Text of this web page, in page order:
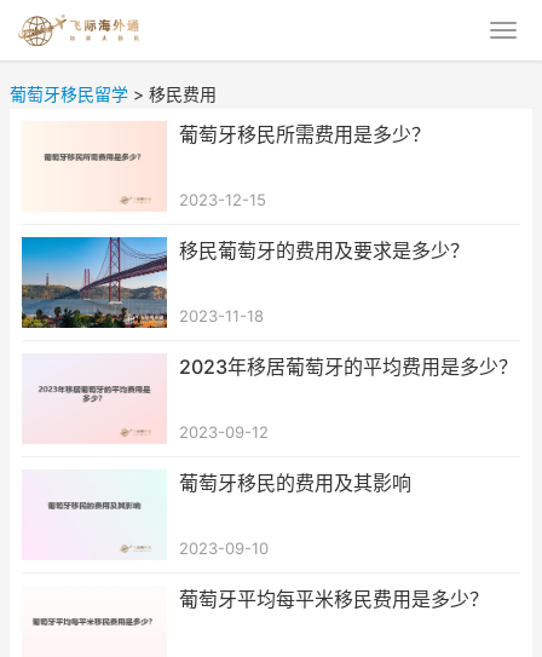
葡萄牙移民留学 > 移民费用
葡萄牙移民所需费用是多少？
2023-12-15
移民葡萄牙的费用及要求是多少？
2023-11-18
2023年移居葡萄牙的平均费用是多少？
2023-09-12
葡萄牙移民的费用及其影响
2023-09-10
葡萄牙平均每平米移民费用是多少？